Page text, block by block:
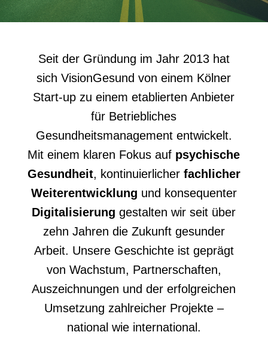
Seit der Gründung im Jahr 2013 hat
sich VisionGesund von einem Kölner
Start-up zu einem etablierten Anbieter
für Betriebliches
Gesundheitsmanagement entwickelt.
Mit einem klaren Fokus auf psychische
Gesundheit, kontinuierlicher fachlicher
Weiterentwicklung und konsequenter
Digitalisierung gestalten wir seit über
zehn Jahren die Zukunft gesunder
Arbeit. Unsere Geschichte ist geprägt
von Wachstum, Partnerschaften,
Auszeichnungen und der erfolgreichen
Umsetzung zahlreicher Projekte –
national wie international.